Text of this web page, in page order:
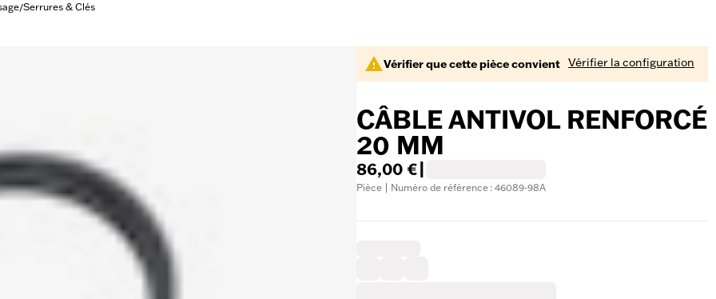
/Serrures & Clés
Vérifier que cette pièce convient Vérifier la configuration
CÂBLE ANTIVOL RENFORCÉ
20 MM
86,00 €
Pièce | Numéro de référence : 46089-98A